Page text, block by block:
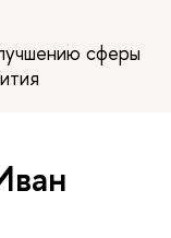
сферы